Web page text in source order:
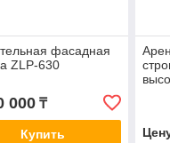
фасадная
ZLP-630
000₸
Купить